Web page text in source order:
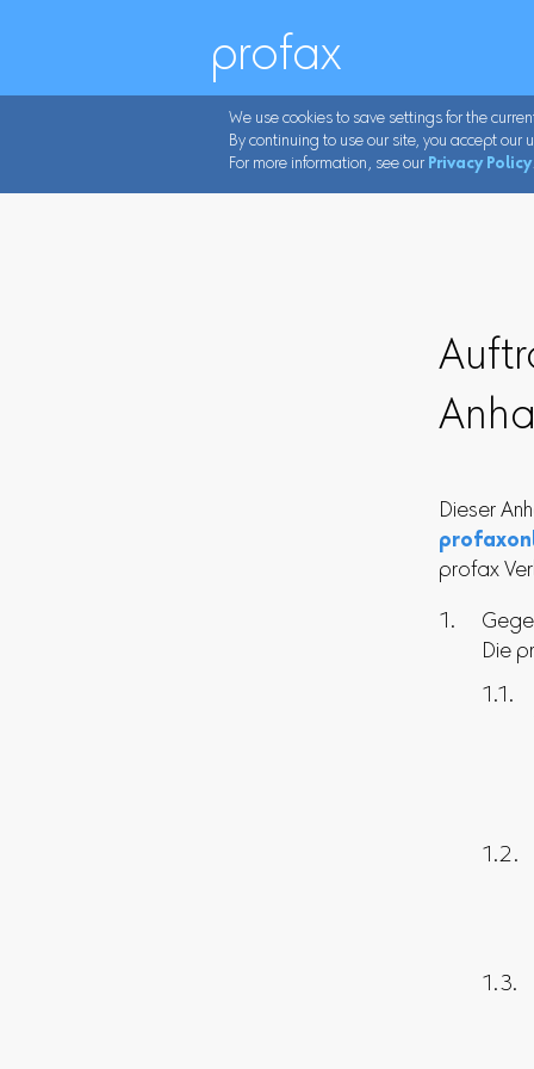
profax
We use cookies to save settings for the
By continuing to use our site, you accept our
For more information, see our Privacy Policy.
Dieser
profax
Die